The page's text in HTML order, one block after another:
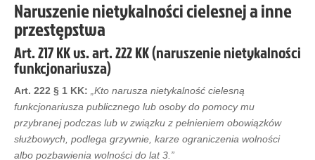
Naruszenie nietykalności cielesnej a inne
przestępstwa
Art. 217 KK vs. art. 222 KK (naruszenie nietykalności
funkcjonariusza)
Art. 222 § 1 KK:
„Kto narusza nietykalność cielesną
funkcjonariusza publicznego lub osoby do pomocy mu
przybranej podczas lub w związku z pełnieniem obowiązków
służbowych, podlega grzywnie, karze ograniczenia wolności
albo pozbawienia wolności do lat 3.”